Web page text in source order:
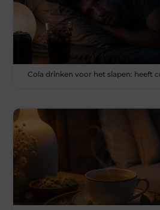
Cola drinken voor het slapen: heeft